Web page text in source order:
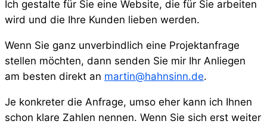
Ich gestalte für Sie eine Website, die für Sie arbeiten
wird und die Ihre Kunden lieben werden.
Wenn Sie ganz unverbindlich eine Projektanfrage
stellen möchten, dann senden Sie mir Ihr Anliegen
am besten direkt an martin@hahnsinn.de.
Je konkreter die Anfrage, umso eher kann ich Ihnen
schon klare Zahlen nennen. Wenn Sie sich erst weiter